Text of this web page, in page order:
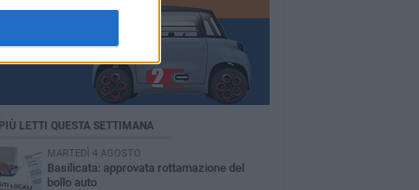
PIÙ LETTI QUESTA SETTIMANA
MARTEDÌ 4 AGOSTO
Basilicata: approvata rottamazione del
bollo auto